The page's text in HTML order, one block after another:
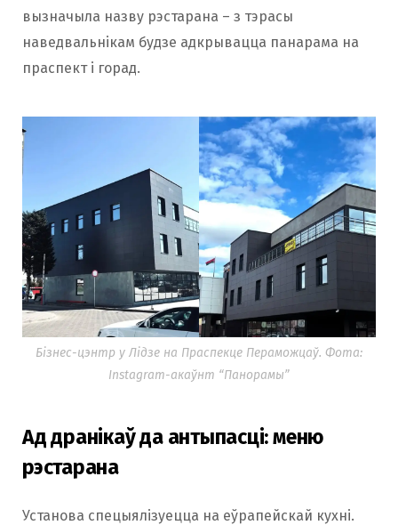
вызначыла назву рэстарана – з тэрасы
наведвальнікам будзе адкрывацца панарама на
праспект і горад.
Бізнес-цэнтр у Лідзе на Праспекце Пераможцаў. Фота:
Instagram-акаўнт “Панорамы”
Ад дранікаў да антыпасці: меню
рэстарана
Установа спецыялізуецца на еўрапейскай кухні.